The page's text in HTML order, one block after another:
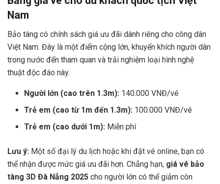
Nam
Bảo tàng có chính sách giá ưu đãi dành riêng cho công dân
Việt Nam. Đây là một điểm cộng lớn, khuyến khích người dân
trong nước đến tham quan và trải nghiệm loại hình nghệ
thuật độc đáo này.
Người lớn (cao trên 1.3m): 140.000 VNĐ/vé
Trẻ em (cao từ 1m đến 1.3m): 100.000 VNĐ/vé
Trẻ em (cao dưới 1m): Miễn phí
Lưu ý: Một số đại lý du lịch hoặc khi đặt vé online, bạn có
thể nhận được mức giá ưu đãi hơn. Chẳng hạn, giá vé bảo
tàng 3D Đà Nẵng 2025 cho người lớn có thể giảm còn